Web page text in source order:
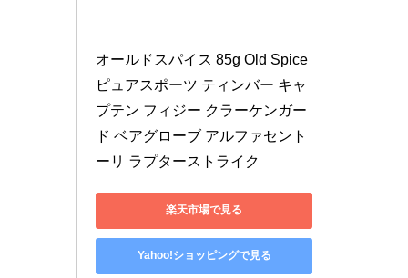
オールドスパイス 85g Old Spice
ピュアスポーツ ティンバー キャ
プテン フィジー クラーケンガー
ド ベアグローブ アルファセント
ーリ ラプターストライク
楽天市場で見る
Yahoo!ショッピングで見る